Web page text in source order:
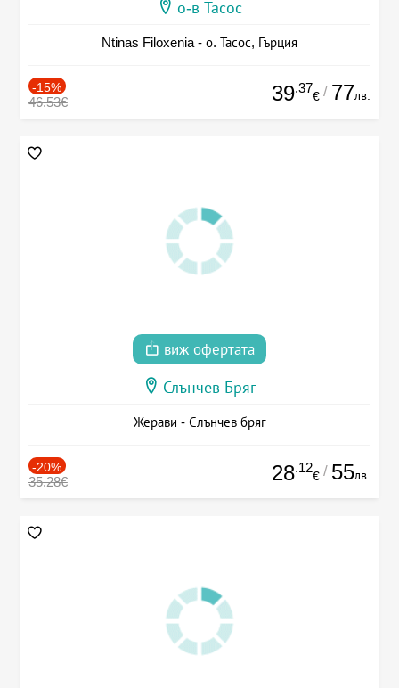
о-в Тасос
Ntinas Filoxenia - о. Тасос, Гърция
-15%
46.53€ 39.37
€ / 77лв.
виж офертата
Слънчев Бряг
Жерави - Слънчев бряг
-20%
35.28€ 28.12
€ / 55лв.